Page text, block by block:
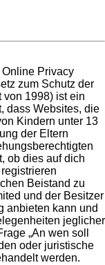
Privacy
zum Schutz der
von 1998) ist ein
dass Websites, die
Kindern unter 13
der Eltern
ob dies auf dich
Beistand zu
und der Besitzer
anbieten kann und
jeglicher
„An wen soll
oder juristische
werden.